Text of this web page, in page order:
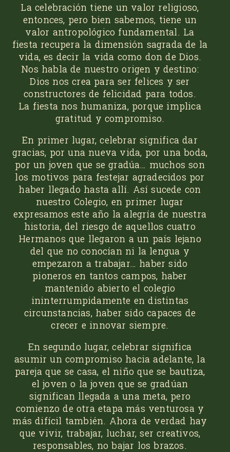
La celebración tiene un valor religioso,
entonces, pero bien sabemos, tiene un
valor antropológico fundamental. La
fiesta recupera la dimensión sagrada de la
vida, es decir la vida como don de Dios.
Nos habla de nuestro origen y destino:
Dios nos crea para ser felices y ser
constructores de felicidad para todos.
La fiesta nos humaniza, porque implica
gratitud y compromiso.
En primer lugar, celebrar significa dar
gracias, por una nueva vida, por una boda,
por un joven que se gradúa… muchos son
los motivos para festejar agradecidos por
haber llegado hasta allí. Así sucede con
nuestro Colegio, en primer lugar
expresamos este año la alegría de nuestra
historia, del riesgo de aquellos cuatro
Hermanos que llegaron a un país lejano
del que no conocían ni la lengua y
empezaron a trabajar… haber sido
pioneros en tantos campos, haber
mantenido abierto el colegio
ininterrumpidamente en distintas
circunstancias, haber sido capaces de
crecer e innovar siempre.
En segundo lugar, celebrar significa
asumir un compromiso hacia adelante, la
pareja que se casa, el niño que se bautiza,
el joven o la joven que se gradúan
significan llegada a una meta, pero
comienzo de otra etapa más venturosa y
más difícil también. Ahora de verdad hay
que vivir, trabajar, luchar, ser creativos,
responsables, no bajar los brazos.